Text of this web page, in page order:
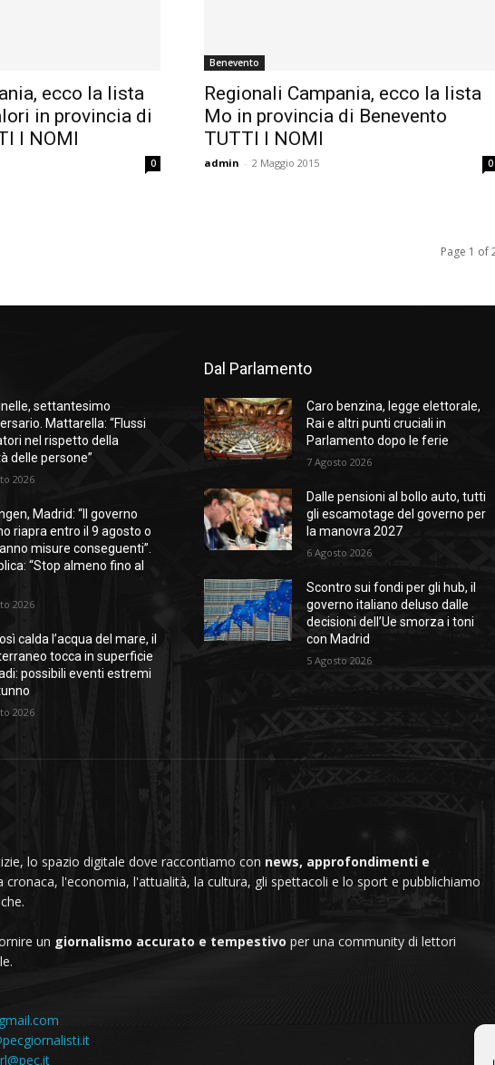
ecco la lista
in provincia di
I NOMI
0
Benevento
Regionali Campania, ecco la lista
Mo in provincia di Benevento
TUTTI I NOMI
admin - 2 Maggio 2015 0
Page 1 of
settantesimo
Mattarella: “Flussi
nel rispetto della
delle persone”
2026
Madrid: “Il governo
riapra entro il 9 agosto o
misure conseguenti”.
“Stop almeno fino al
2026
calda l’acqua del mare, il
tocca in superficie
possibili eventi estremi
2026
Dal Parlamento
Caro benzina, legge elettorale,
Rai e altri punti cruciali in
Parlamento dopo le ferie
7 Agosto 2026
Dalle pensioni al bollo auto, tutti
gli escamotage del governo per
la manovra 2027
6 Agosto 2026
Scontro sui fondi per gli hub, il
governo italiano deluso dalle
decisioni dell’Ue smorza i toni
con Madrid
5 Agosto 2026
lo spazio digitale dove raccontiamo con news, approfondimenti e
cronaca, l'economia, l'attualità, la cultura, gli spettacoli e lo sport e pubblichiamo
un giornalismo accurato e tempestivo per una community di lettori